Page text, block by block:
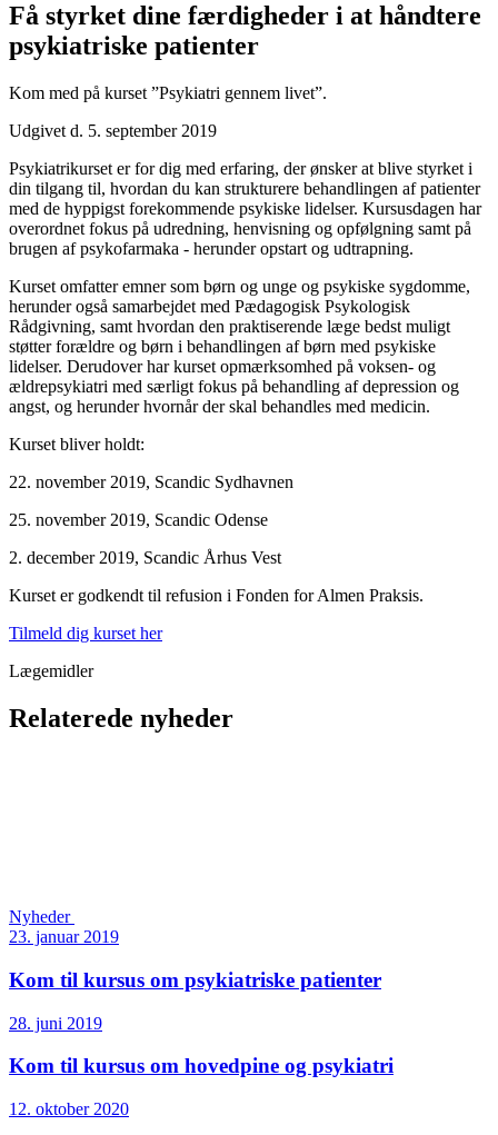
Få styrket dine færdigheder i at håndtere
psykiatriske patienter
Kom med på kurset ”Psykiatri gennem livet”.
Udgivet d. 5. september 2019
Psykiatrikurset er for dig med erfaring, der ønsker at blive styrket i
din tilgang til, hvordan du kan strukturere behandlingen af patienter
med de hyppigst forekommende psykiske lidelser. Kursusdagen har
overordnet fokus på udredning, henvisning og opfølgning samt på
brugen af psykofarmaka - herunder opstart og udtrapning.
Kurset omfatter emner som børn og unge og psykiske sygdomme,
herunder også samarbejdet med Pædagogisk Psykologisk
Rådgivning, samt hvordan den praktiserende læge bedst muligt
støtter forældre og børn i behandlingen af børn med psykiske
lidelser. Derudover har kurset opmærksomhed på voksen- og
ældrepsykiatri med særligt fokus på behandling af depression og
angst, og herunder hvornår der skal behandles med medicin.
Kurset bliver holdt:
22. november 2019, Scandic Sydhavnen
25. november 2019, Scandic Odense
2. december 2019, Scandic Århus Vest
Kurset er godkendt til refusion i Fonden for Almen Praksis.
Tilmeld dig kurset her
Lægemidler
Relaterede nyheder
Nyheder
23. januar 2019
Kom til kursus om psykiatriske patienter
28. juni 2019
Kom til kursus om hovedpine og psykiatri
12. oktober 2020